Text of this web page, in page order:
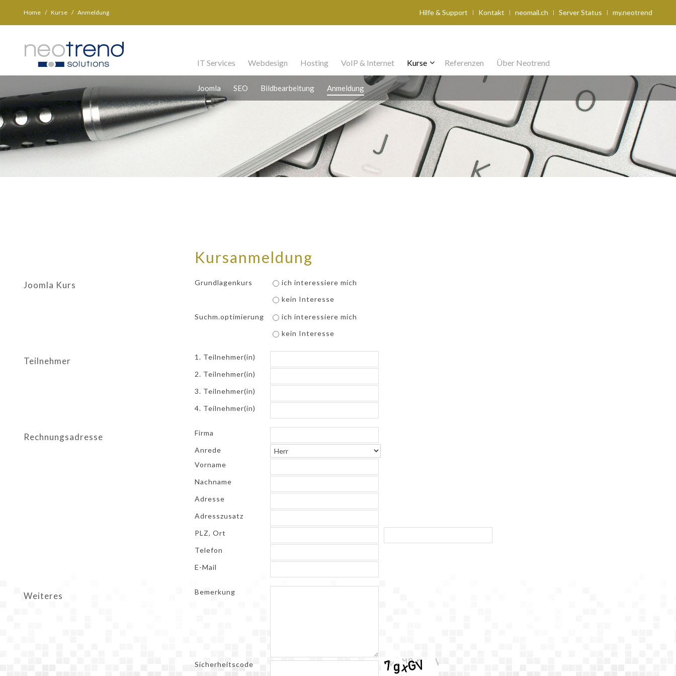
Home Kurse Anmeldung Hilfe & Support Kontakt neomail.ch Server Status my.neotrend
IT Services Webdesign Hosting VoIP & Internet Kurse
Joomla SEO Bildbearbeitung Anmeldung
Referenzen Über Neotrend
Kursanmeldung
Joomla Kurs Grundlagenkurs
ich interessiere mich
kein Interesse
Suchm.optimierung
ich interessiere mich
kein Interesse
Teilnehmer
1. Teilnehmer(in)
2. Teilnehmer(in)
3. Teilnehmer(in)
4. Teilnehmer(in)
Rechnungsadresse
Firma
Anrede
Vorname
Nachname
Adresse
Adresszusatz
PLZ, Ort
Telefon
E-Mail
Weiteres Bemerkung
Sicherheitscode